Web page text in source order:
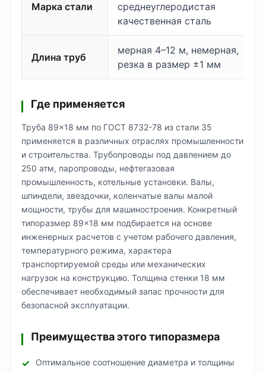
Марка стали
среднеуглеродистая
качественная сталь
Длина труб
мерная 4–12 м, немерная,
резка в размер ±1 мм
Где применяется
Труба 89×18 мм по ГОСТ 8732-78 из стали 35
применяется в различных отраслях промышленности
и строительства. Трубопроводы под давлением до
250 атм, паропроводы, нефтегазовая
промышленность, котельные установки. Валы,
шпиндели, звездочки, коленчатые валы малой
мощности, трубы для машиностроения. Конкретный
типоразмер 89×18 мм подбирается на основе
инженерных расчетов с учетом рабочего давления,
температурного режима, характера
транспортируемой среды или механических
нагрузок на конструкцию. Толщина стенки 18 мм
обеспечивает необходимый запас прочности для
безопасной эксплуатации.
Преимущества этого типоразмера
Оптимальное соотношение диаметра и толщины